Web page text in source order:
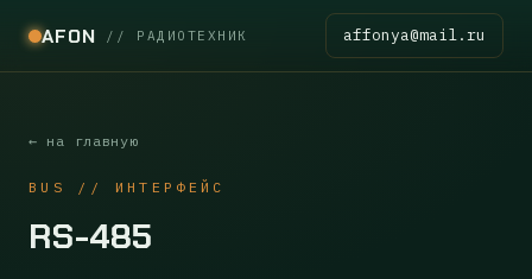
AFON // РАДИОТЕХНИК affonya@mail.ru
← на главную
BUS // ИНТЕРФЕЙС
RS-485